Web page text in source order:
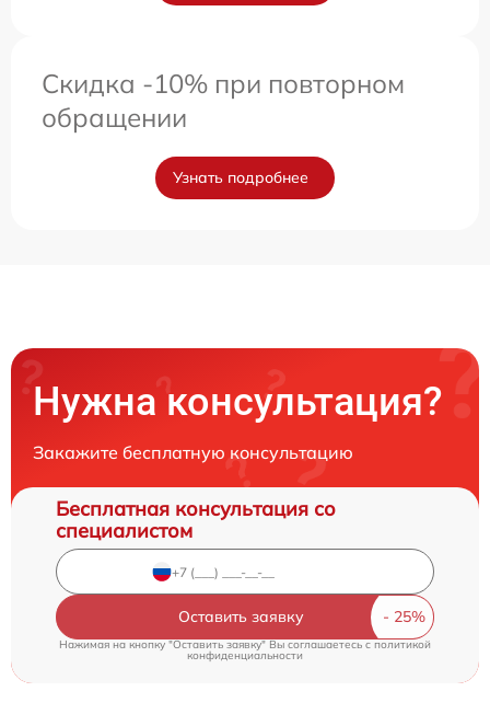
Скидка -10% при повторном
обращении
Узнать подробнее
Нужна консультация?
Закажите бесплатную консультацию
Бесплатная консультация со
специалистом
Оставить заявку
Нажимая на кнопку "Оставить заявку" Вы соглашаетесь c политикой
конфиденциальности